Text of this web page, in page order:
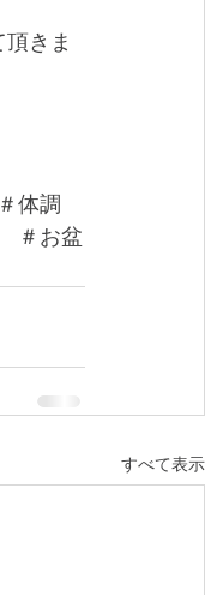
きま
体調
＃お盆
すべて表示